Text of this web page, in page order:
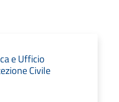
e Ufficio
Civile